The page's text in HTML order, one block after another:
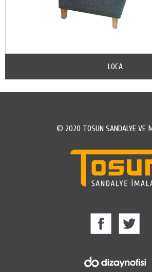
LOCA
© 2020 TOSUN SANDALYE VE